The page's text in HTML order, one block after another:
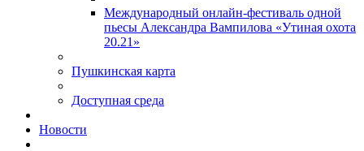
Международный онлайн-фестиваль одной
пьесы Александра Вампилова «Утиная охота
20.21»
Пушкинская карта
Доступная среда
Новости